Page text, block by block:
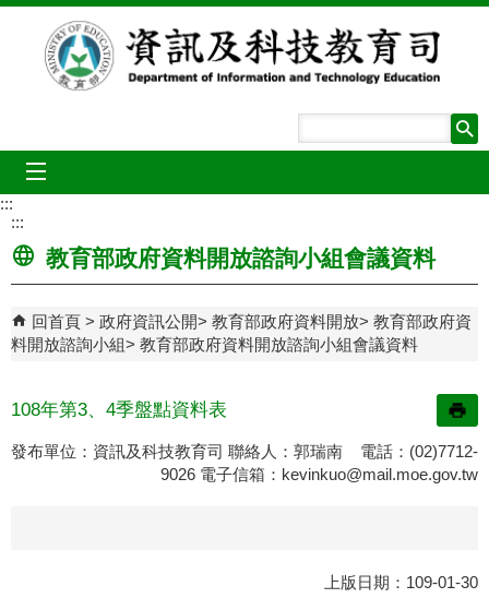
跳到主要內容區塊
:::
:::
教育部政府資料開放諮詢小組會議資料
回首頁 政府資訊公開 教育部政府資料開放
教育部政府資
料開放諮詢小組
教育部政府資料開放諮詢小組會議資料
108年第3、4季盤點資料表
發布單位：資訊及科技教育司 聯絡人：郭瑞南 電話：(02)7712-
9026 電子信箱： kevinkuo@mail.moe.gov.tw
上版日期：109-01-30